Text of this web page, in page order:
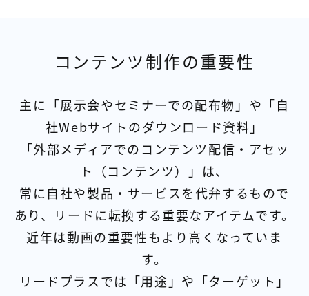
コンテンツ制作の重要性
主に「展示会やセミナーでの配布物」や「自
社Webサイトのダウンロード資料」
「外部メディアでのコンテンツ配信・アセッ
ト（コンテンツ）」は、
常に自社や製品・サービスを代弁するもので
あり、リードに転換する重要なアイテムです。
近年は動画の重要性もより高くなっていま
す。
リードプラスでは「用途」や「ターゲット」